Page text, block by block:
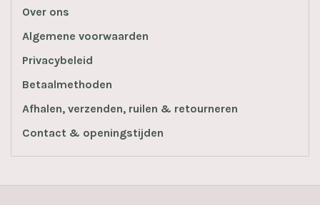
Over ons
Algemene voorwaarden
Privacybeleid
Betaalmethoden
Afhalen, verzenden, ruilen & retourneren
Contact & openingstijden